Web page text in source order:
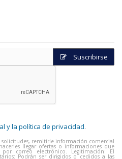
Suscribirse
y la política de privacidad.
solicitudes, remitirle información comercial
llegar ofertas o informaciones que
correo electrónico. Legitimación: El
Podrán ser dirigidos o cedidos a las